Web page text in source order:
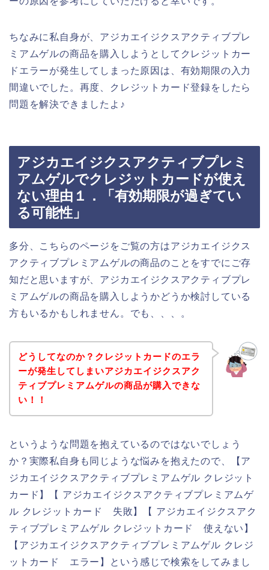
ちなみに私自身が、アジカエイジクスアクティブプレ
ミアムゲルの商品を購入しようとしてクレジットカー
ドエラーが発生してしまった原因は、有効期限の入力
間違いでした。再度、クレジットカード登録をしたら
問題を解決できましたよ♪
アジカエイジクスアクティブプレミ
アムゲルでクレジットカードが使え
ない理由１．「有効期限が過ぎてい
る可能性」
多分、こちらのページをご覧の方はアジカエイジクス
アクティブプレミアムゲルの商品のことをすでにご存
知だと思いますが、アジカエイジクスアクティブプレ
ミアムゲルの商品を購入しようかどうか検討している
方もいるかもしれません。でも、、、。
どうしてなのか？クレジットカードのエラ
ーが発生してしまいアジカエイジクスアク
ティブプレミアムゲルの商品が購入できな
い！！
というような問題を抱えているのではないでしょう
か？実際私自身も同じような悩みを抱えたので、【ア
ジカエイジクスアクティブプレミアムゲル クレジット
カード】【 アジカエイジクスアクティブプレミアムゲ
ル クレジットカード 失敗】【 アジカエイジクスアク
ティブプレミアムゲル クレジットカード 使えない】
【アジカエイジクスアクティブプレミアムゲル クレジ
ットカード エラー】という感じで検索をしてみまし